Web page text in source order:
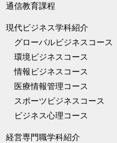
通信教育課程
現代ビジネス学科紹介
グローバルビジネスコース
環境ビジネスコース
情報ビジネスコース
医療情報管理コース
スポーツビジネスコース
ビジネス心理コース
経営専門職学科紹介